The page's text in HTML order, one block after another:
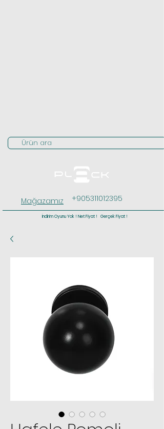
Ürün ara
Mağazamız +905311012395
İndirim Oyunu Yok ! Net Fiyat ! Gerçek Fiyat !